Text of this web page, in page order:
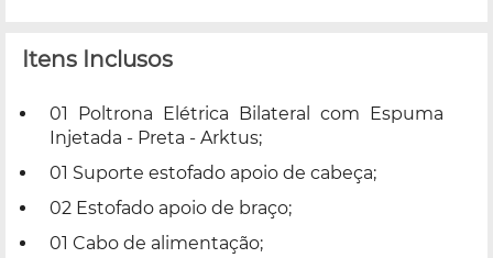
Itens Inclusos
01 Poltrona Elétrica Bilateral com Espuma
Injetada - Preta - Arktus;
01 Suporte estofado apoio de cabeça;
02 Estofado apoio de braço;
01 Cabo de alimentação;